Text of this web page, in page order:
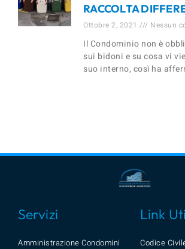
RACCOLTA
Ottobre 2, 2021 Nessun
Il Condominio non è
sui bidoni e su cosa vi
suo interno, così ha
Servizi
Amministrazione Condomini
Link
Codice